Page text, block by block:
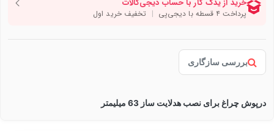
بررسی سازگاری
درپوش چراغ برای نصب هدلایت ساز 63 میلیمتر